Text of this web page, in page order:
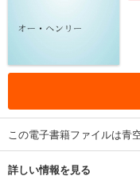
この電子書籍ファイルは青
詳しい情報を見る